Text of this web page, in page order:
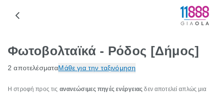
Φωτοβολταϊκά - Ρόδος [Δήμος]
2 αποτελέσματαΜάθε για την ταξινόμηση
Η στροφή προς τις ανανεώσιμες πηγές ενέργειας δεν αποτελεί απλώς μια